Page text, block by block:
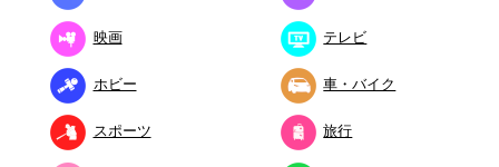
映画 テレビ
ホビー 車・バイク
スポーツ 旅行